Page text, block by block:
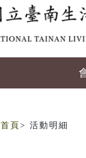
首頁 > 活動明細